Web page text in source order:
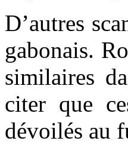
D’autres
gabonais.
similaires
citer que
dévoilés au